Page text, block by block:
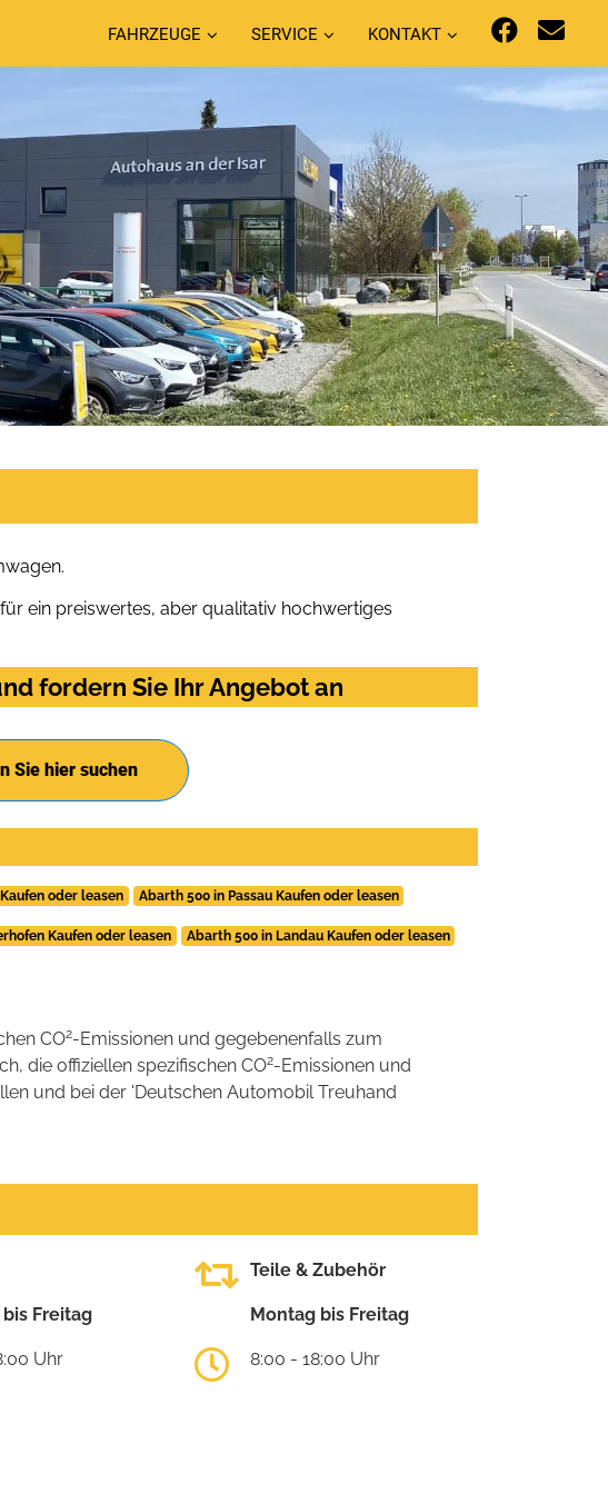
FAHRZEUGE SERVICE KONTAKT
ein preiswertes, aber qualitativ hochwertiges
fordern Sie Ihr Angebot an
Sie hier suchen
oder leasen Abarth 500 in Passau Kaufen oder leasen
Kaufen oder leasen Abarth 500 in Landau Kaufen oder leasen
CO2-Emissionen und gegebenenfalls zum
die offiziellen spezifischen CO2-Emissionen und
und bei der 'Deutschen Automobil Treuhand
Freitag
Uhr
Teile & Zubehör
Montag bis Freitag
8:00 - 18:00 Uhr